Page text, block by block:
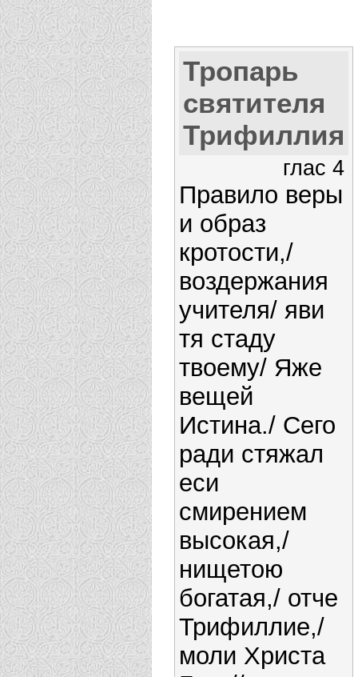
Тропарь
святителя
Трифиллия
глас 4
Правило веры
и образ
кротости,/
воздержания
учителя/ яви
тя стаду
твоему/ Яже
вещей
Истина./ Сего
ради стяжал
еси
смирением
высокая,/
нищетою
богатая,/ отче
Трифиллие,/
моли Христа